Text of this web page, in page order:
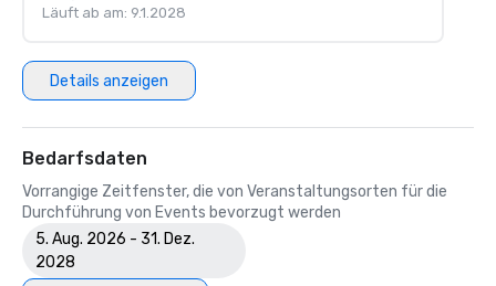
Läuft ab am: 9.1.2028
Details anzeigen
Bedarfsdaten
Vorrangige Zeitfenster, die von Veranstaltungsorten für die
Durchführung von Events bevorzugt werden
5. Aug. 2026 - 31. Dez.
2028